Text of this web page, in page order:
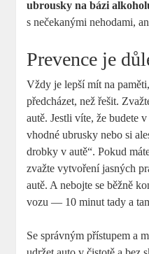
ubrousky na bázi
s nečekanými nehodami,
Prevence je
Vždy je lepší mít na
předcházet, než řešit.
autě. Jestli víte, že budete
vhodné ubrusky nebo si
drobky v autě“. Pokud
zvažte vytvoření jasných
autě. A nebojte se běžně
vozu — 10 minut tady a
Se správným přístupem a